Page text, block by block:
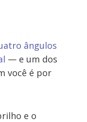
ângulos
— e um dos
você é por
e o